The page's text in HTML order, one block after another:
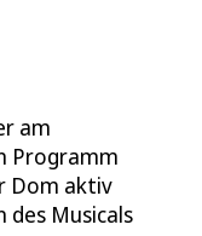
am
Programm
Dom aktiv
des Musicals